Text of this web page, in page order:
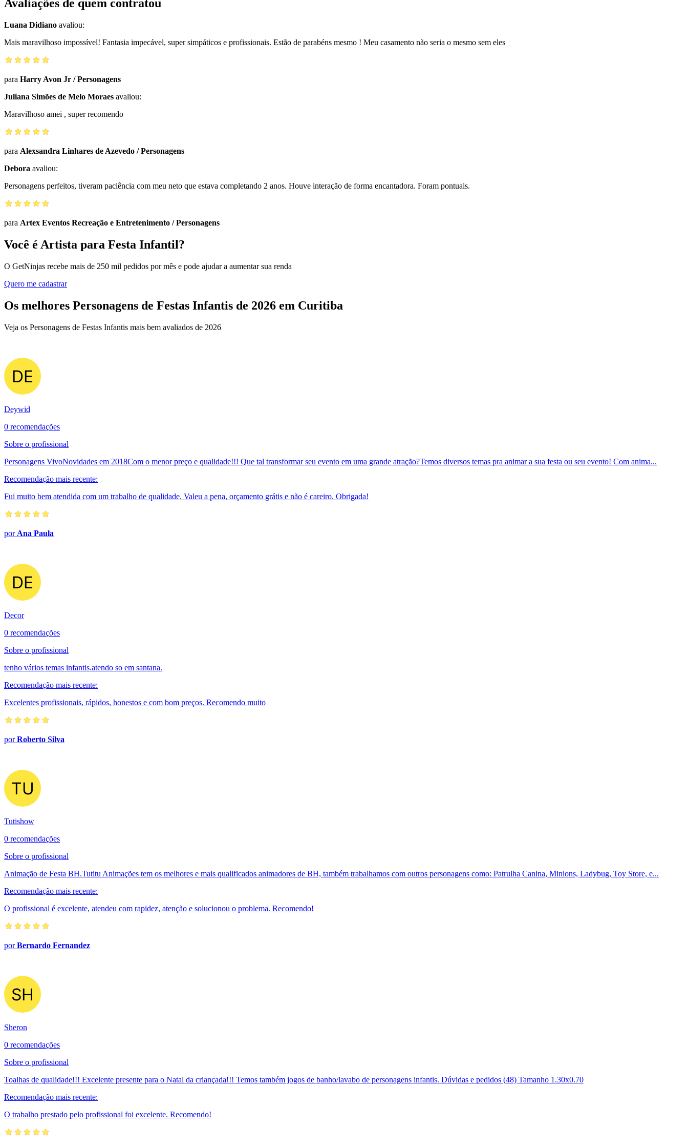
Avaliações de quem contratou
Luana Didiano avaliou:
Mais maravilhoso impossível! Fantasia impecável, super simpáticos e profissionais. Estão de parabéns mesmo ! Meu casamento não seria o mesmo sem eles
para Harry Avon Jr /Personagens
Juliana Simões de Melo Moraes avaliou:
Maravilhoso amei , super recomendo
para Alexsandra Linhares de Azevedo /Personagens
Debora avaliou:
Personagens perfeitos, tiveram paciência com meu neto que estava completando 2 anos. Houve interação de forma encantadora. Foram pontuais.
para Artex Eventos Recreação e Entretenimento /Personagens
Você é Artista para Festa Infantil?
O GetNinjas recebe mais de 250 mil pedidos por mês e pode ajudar a aumentar sua renda
Quero me cadastrar
Os melhores Personagens de Festas Infantis de 2026 em Curitiba
Veja os Personagens de Festas Infantis mais bem avaliados de 2026
Deywid
0 recomendações
Sobre o profissional
Personagens VivoNovidades em 2018Com o menor preço e qualidade!!! Que tal transformar seu evento em uma grande atração?Temos diversos temas pra animar a sua festa ou seu evento! Com anima...
Recomendação mais recente:
Fui muito bem atendida com um trabalho de qualidade. Valeu a pena, orçamento grátis e não é careiro. Obrigada!
por Ana Paula
Decor
0 recomendações
Sobre o profissional
tenho vários temas infantis.atendo so em santana.
Recomendação mais recente:
Excelentes profissionais, rápidos, honestos e com bom preços. Recomendo muito
porRoberto Silva
Tutishow
0 recomendações
Sobre o profissional
Animação de Festa BH.Tutitu Animações tem os melhores e mais qualificados animadores de BH, também trabalhamos com outros personagens como: Patrulha Canina, Minions, Ladybug, Toy Store, e...
Recomendação mais recente:
O profissional é excelente, atendeu com rapidez, atenção e solucionou o problema. Recomendo!
porBernardo Fernandez
Sheron
0 recomendações
Sobre o profissional
Toalhas de qualidade!!! Excelente presente para o Natal da criançada!!! Temos também jogos de banho/lavabo de personagens infantis. Dúvidas e pedidos (48) Tamanho 1.30x0.70
Recomendação mais recente:
O trabalho prestado pelo profissional foi excelente. Recomendo!